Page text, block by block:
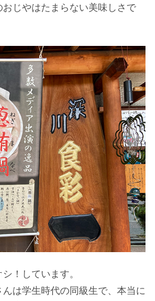
じやはたまらない美味しさで
！しています。
は学生時代の同級生で、本当に